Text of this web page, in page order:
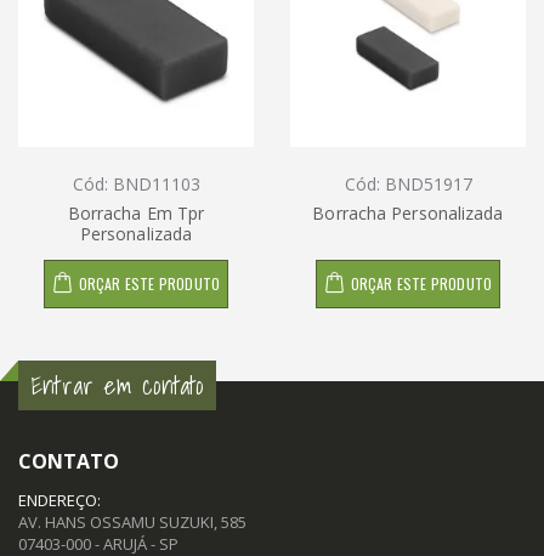
Cód: BND11103
Borracha Em Tpr
Personalizada
ORÇAR ESTE PRODUTO
Cód: BND51917
Borracha Personalizada
ORÇAR ESTE PRODUTO
Entrar em contato
CONTATO
ENDEREÇO:
AV. HANS OSSAMU SUZUKI, 585
07403-000 - ARUJÁ - SP